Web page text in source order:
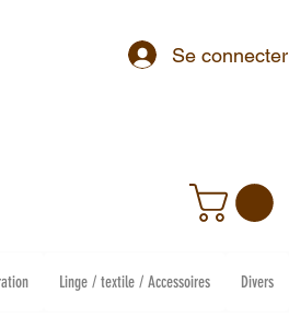
Se connecter
Linge / textile / Accessoires Divers